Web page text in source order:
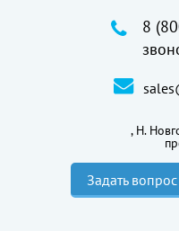
8
, Н.
Задать вопрос